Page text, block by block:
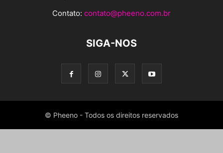
Contato: contato@pheeno.com.br
SIGA-NOS
© Pheeno - Todos os direitos reservados